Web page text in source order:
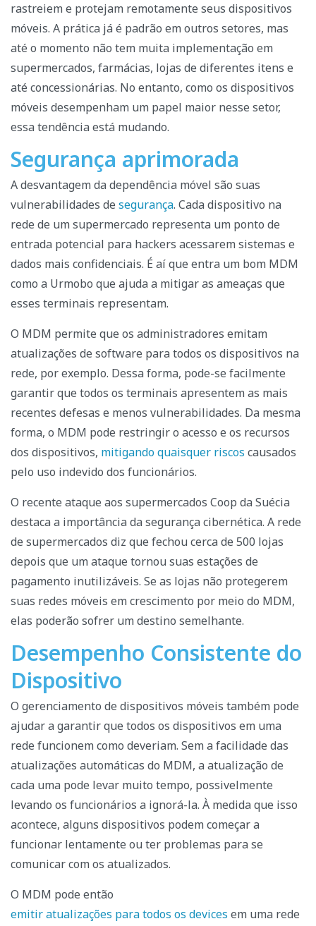
rastreiem e protejam remotamente seus dispositivos
móveis. A prática já é padrão em outros setores, mas
até o momento não tem muita implementação em
supermercados, farmácias, lojas de diferentes itens e
até concessionárias. No entanto, como os dispositivos
móveis desempenham um papel maior nesse setor,
essa tendência está mudando.
Segurança aprimorada
A desvantagem da dependência móvel são suas
vulnerabilidades de segurança. Cada dispositivo na
rede de um supermercado representa um ponto de
entrada potencial para hackers acessarem sistemas e
dados mais confidenciais. É aí que entra um bom MDM
como a Urmobo que ajuda a mitigar as ameaças que
esses terminais representam.
O MDM permite que os administradores emitam
atualizações de software para todos os dispositivos na
rede, por exemplo. Dessa forma, pode-se facilmente
garantir que todos os terminais apresentem as mais
recentes defesas e menos vulnerabilidades. Da mesma
forma, o MDM pode restringir o acesso e os recursos
dos dispositivos, mitigando quaisquer riscos causados
pelo uso indevido dos funcionários.
O recente ataque aos supermercados Coop da Suécia
destaca a importância da segurança cibernética. A rede
de supermercados diz que fechou cerca de 500 lojas
depois que um ataque tornou suas estações de
pagamento inutilizáveis. Se as lojas não protegerem
suas redes móveis em crescimento por meio do MDM,
elas poderão sofrer um destino semelhante.
Desempenho Consistente do
Dispositivo
O gerenciamento de dispositivos móveis também pode
ajudar a garantir que todos os dispositivos em uma
rede funcionem como deveriam. Sem a facilidade das
atualizações automáticas do MDM, a atualização de
cada uma pode levar muito tempo, possivelmente
levando os funcionários a ignorá-la. À medida que isso
acontece, alguns dispositivos podem começar a
funcionar lentamente ou ter problemas para se
comunicar com os atualizados.
O MDM pode então
emitir atualizações para todos os devices em uma rede